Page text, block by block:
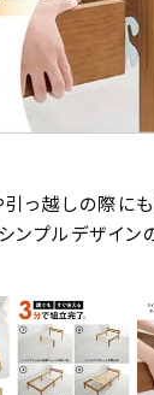
っ越しの際に
ンプルデザイン